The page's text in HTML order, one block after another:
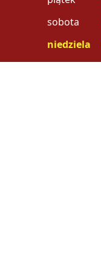
sobota
niedziela